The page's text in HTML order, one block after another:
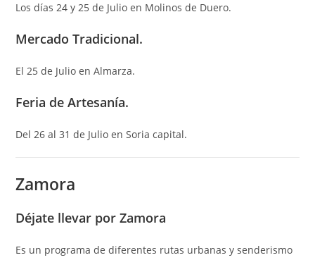
Los días 24 y 25 de Julio en Molinos de Duero.
Mercado Tradicional.
El 25 de Julio en Almarza.
Feria de Artesanía.
Del 26 al 31 de Julio en Soria capital.
Zamora
Déjate llevar por Zamora
Es un programa de diferentes rutas urbanas y senderismo